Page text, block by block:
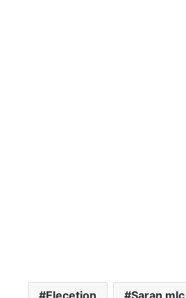
Elecetion Saran mlc